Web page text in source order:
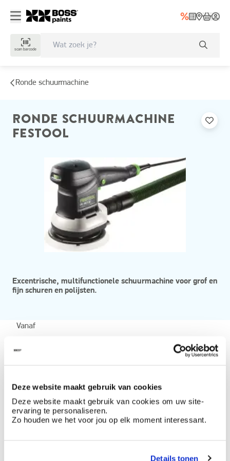
Deze website maakt gebruik van cookies
Deze website maakt gebruik van cookies om uw site-
ervaring te personaliseren.
Zo houden we het voor jou op elk moment interessant.
Details tonen
scan barcode
Ronde schuurmachine
RONDE SCHUURMACHINE
FESTOOL
Excentrische, multifunctionele schuurmachine voor grof en
fijn schuren en polijsten.
Vanaf
Beschikbaar in
Festool ETS150 EC/3EQ+
Festool ETS125 EC/3EQ+
Festool ETS150 EC/5EQA+